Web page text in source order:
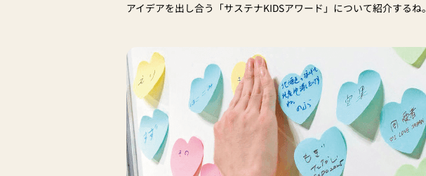
アイデアを出し合う「サステナKIDSアワード」について紹介するね。